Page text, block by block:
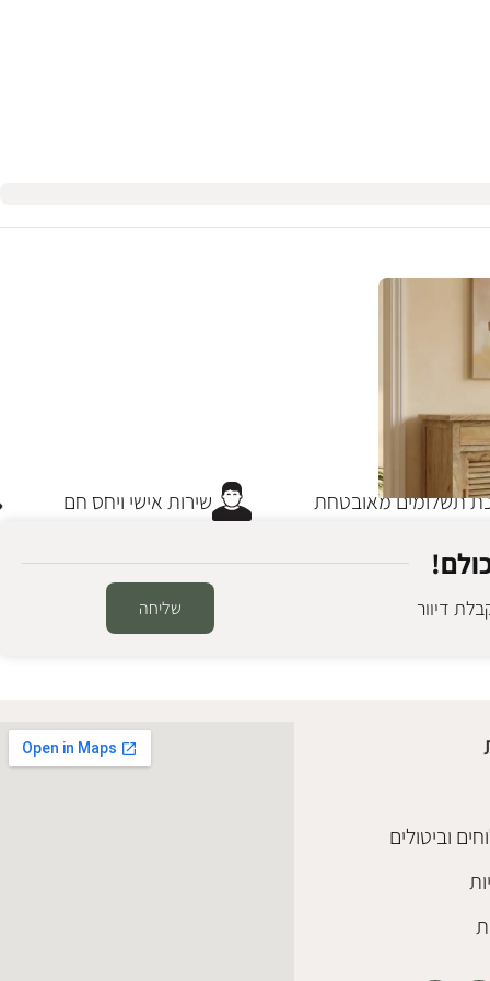
שירות אישי ויחס חם תשלומים מאובטחת
דיוור שליחה
וביטולים